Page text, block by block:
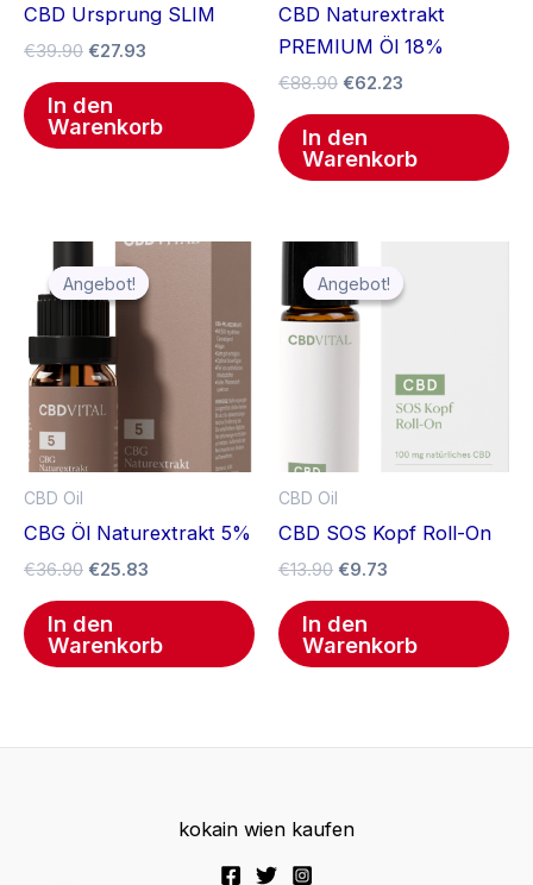
CBD Ursprung SLIM
€39.90 €27.93
In den
Warenkorb
CBD Naturextrakt
PREMIUM Öl 18%
€88.90 €62.23
In den
Warenkorb
Angebot!
Angebot!
CBD Oil
CBG Öl Naturextrakt 5%
€36.90
Ursprünglicher
Preis
war:
€25.83
Aktueller
Preis
ist:
In den
Warenkorb
Angebot!
Angebot!
CBD Oil
CBD SOS Kopf Roll-On
€13.90
Preis
war:
€13.90
€9.73
Preis
ist:
In den
Warenkorb
kokain wien kaufen